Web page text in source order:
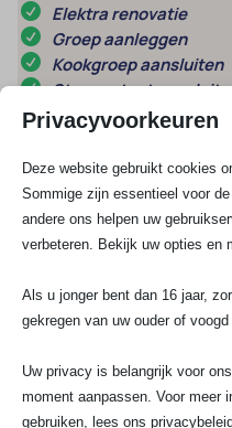
Elektra renovatie
Groep aanleggen
Kookgroep aansluiten
Stopcontact
Schakelmateriaal
UTP / COAX
Lampen installeren
Meterkast vervangen
Meest gestelde
groepenkast in
Privacyvoorkeuren
Deze website gebruikt cookies
Sommige zijn essentieel voor
andere ons helpen uw
verbeteren. Bekijk uw opties en
Als u jonger bent dan 16 jaar,
gekregen van uw ouder of
Uw privacy is belangrijk voor
moment aanpassen. Voor meer
gebruiken, lees ons